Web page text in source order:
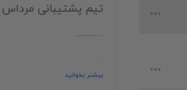
تیم پشتیبانی مرداس
.
بیشتر بخوانید